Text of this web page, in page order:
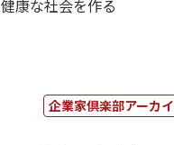
康な社会を作る
企業家倶楽部アーカ